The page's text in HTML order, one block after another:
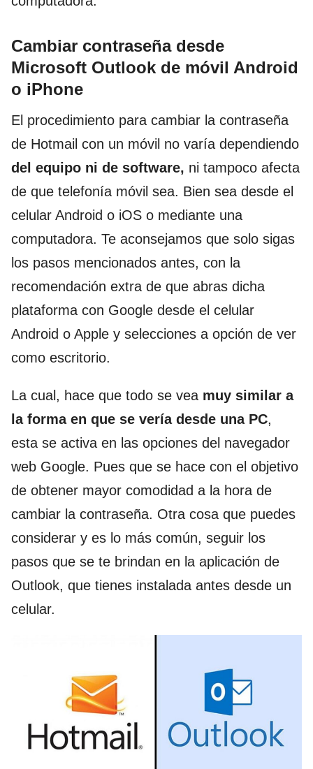
Cambiar contraseña desde
Microsoft Outlook de móvil Android
o iPhone
El procedimiento para cambiar la contraseña
de Hotmail con un móvil no varía dependiendo
del equipo ni de software, ni tampoco afecta
de que telefonía móvil sea. Bien sea desde el
celular Android o iOS o mediante una
computadora. Te aconsejamos que solo sigas
los pasos mencionados antes, con la
recomendación extra de que abras dicha
plataforma con Google desde el celular
Android o Apple y selecciones a opción de ver
como escritorio.
La cual, hace que todo se vea muy similar a
la forma en que se vería desde una PC,
esta se activa en las opciones del navegador
web Google. Pues que se hace con el objetivo
de obtener mayor comodidad a la hora de
cambiar la contraseña. Otra cosa que puedes
considerar y es lo más común, seguir los
pasos que se te brindan en la aplicación de
Outlook, que tienes instalada antes desde un
celular.